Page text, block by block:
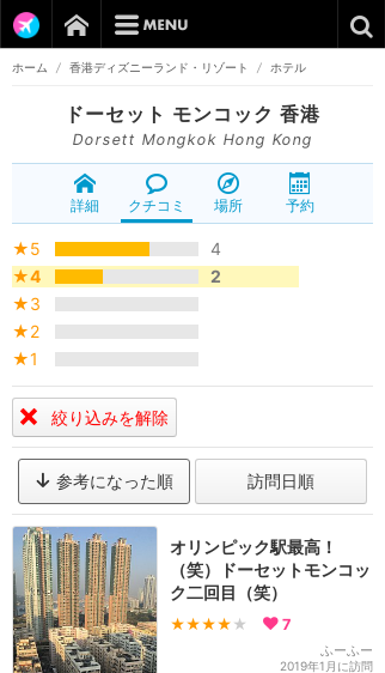
ホーム / 香港ディズニーランド・リゾート / ホテル
ドーセット モンコック 香港
Dorsett Mongkok Hong Kong
詳細 クチコミ 場所 予約
★5
4
★4
2
★3
★2
★1
絞り込みを解除
参考になった順 訪問日順
オリンピック駅最高！
（笑）ドーセットモンコッ
ク二回目（笑）
★★★★ ★ 7
ふーふー
2019年1月に訪問